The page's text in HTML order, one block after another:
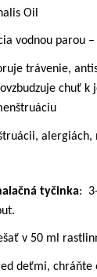
Oil
vodnou parou
trávenie,
chuť k
alergiách,
tyčinka:
v 50 ml
deťmi, chráňte